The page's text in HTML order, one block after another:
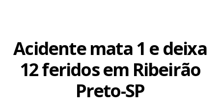
Acidente mata 1 e deixa
12 feridos em Ribeirão
Preto-SP